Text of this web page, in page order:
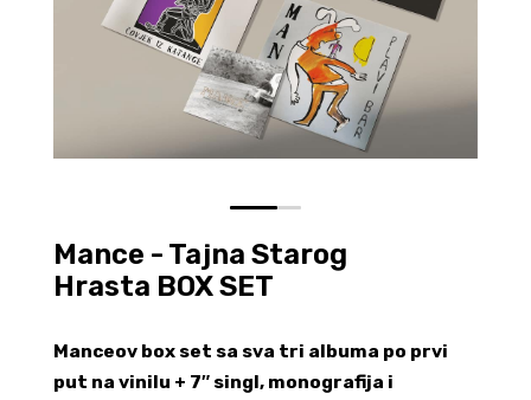
0 1
Mance - Tajna Starog
Hrasta BOX SET
Manceov box set sa sva tri albuma po prvi
put na vinilu + 7″ singl, monografija i